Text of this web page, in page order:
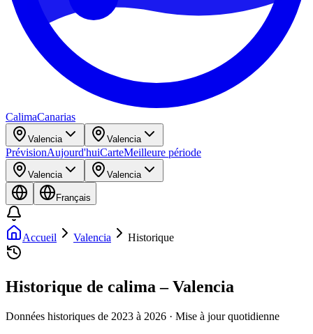
CalimaCanarias
Valencia Valencia
PrévisionAujourd'huiCarteMeilleure période
Valencia Valencia
Français
Accueil Valencia Historique
Historique de calima – Valencia
Données historiques de 2023 à 2026 · Mise à jour quotidienne